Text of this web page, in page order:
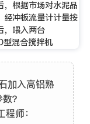
，根据市场对水泥品
经冲板流量计计量按
，喂入两台
混合搅拌机
加入高铝熟
？
师：